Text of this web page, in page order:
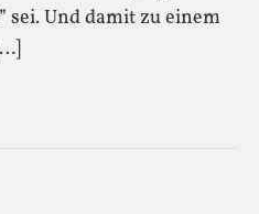
Und damit zu einem